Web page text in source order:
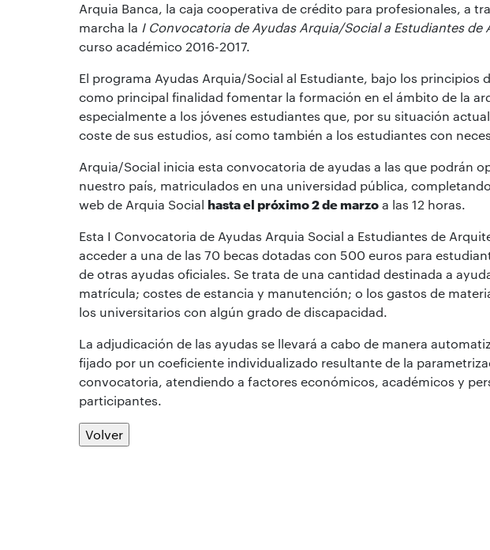
Arquia Banca, la caja cooperativa de crédito para profesionales, a
marcha la I Convocatoria de Ayudas Arquia/Social a Estudiantes de
curso académico 2016-2017.
El programa Ayudas Arquia/Social al Estudiante, bajo los
como principal finalidad fomentar la formación en el ámbito de la
especialmente a los jóvenes estudiantes que, por su situación
coste de sus estudios, así como también a los estudiantes con
Arquia/Social inicia esta convocatoria de ayudas a las que podrán
nuestro país, matriculados en una universidad pública,
web de Arquia Social hasta el próximo 2 de marzo a las 12 horas.
Esta I Convocatoria de Ayudas Arquia Social a Estudiantes de
acceder a una de las 70 becas dotadas con 500 euros para
de otras ayudas oficiales. Se trata de una cantidad destinada a
matrícula; costes de estancia y manutención; o los gastos de
los universitarios con algún grado de discapacidad.
La adjudicación de las ayudas se llevará a cabo de manera
fijado por un coeficiente individualizado resultante de la
convocatoria, atendiendo a factores económicos, académicos y
participantes.
Volver